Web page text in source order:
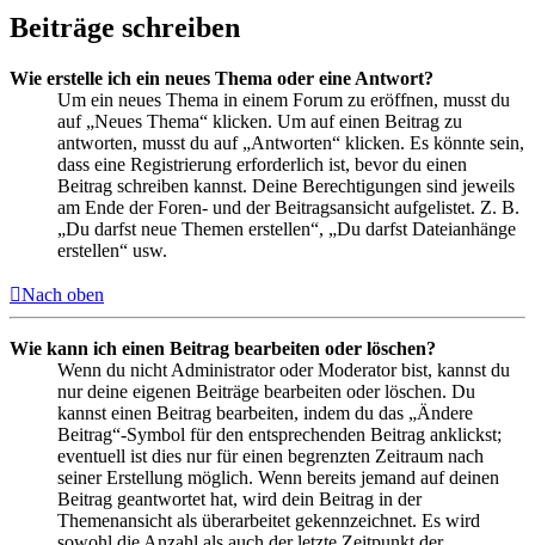
Beiträge schreiben
Wie erstelle ich ein neues Thema oder eine Antwort?
Um ein neues Thema in einem Forum zu eröffnen, musst du
auf „Neues Thema“ klicken. Um auf einen Beitrag zu
antworten, musst du auf „Antworten“ klicken. Es könnte sein,
dass eine Registrierung erforderlich ist, bevor du einen
Beitrag schreiben kannst. Deine Berechtigungen sind jeweils
am Ende der Foren- und der Beitragsansicht aufgelistet. Z. B.
„Du darfst neue Themen erstellen“, „Du darfst Dateianhänge
erstellen“ usw.
Nach oben
Wie kann ich einen Beitrag bearbeiten oder löschen?
Wenn du nicht Administrator oder Moderator bist, kannst du
nur deine eigenen Beiträge bearbeiten oder löschen. Du
kannst einen Beitrag bearbeiten, indem du das „Ändere
Beitrag“-Symbol für den entsprechenden Beitrag anklickst;
eventuell ist dies nur für einen begrenzten Zeitraum nach
seiner Erstellung möglich. Wenn bereits jemand auf deinen
Beitrag geantwortet hat, wird dein Beitrag in der
Themenansicht als überarbeitet gekennzeichnet. Es wird